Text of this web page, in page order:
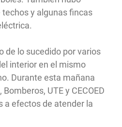
y algunas fincas
de lo sucedido por varios
interior en el mismo
Durante esta mañana
UTE y CECOED
a efectos de atender la